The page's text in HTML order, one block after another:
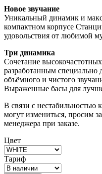
Новое звучание
Уникальный динамик и
компактном корпусе
удовольствия от любимой
Три динамика
Сочетание
разработанным
объёмного и чистого
Выраженные басы для
В связи с нестабильностью
могут измениться, просим
менеджера при заказе.
Цвет
Тариф